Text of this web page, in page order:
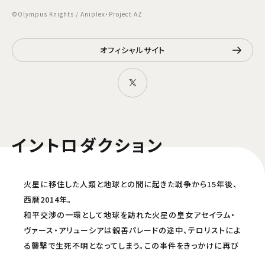
©Olympus Knights / Aniplex・Project AZ
オフィシャルサイト
イントロダクション
火星に移住した人類と地球との間に起きた戦争から15年後、
西暦2014年。
和平交渉の一環として地球を訪れた火星の皇女アセイラム・
ヴァース・アリューシアは親善パレードの途中、テロリストによ
る襲撃で生死不明となってしまう。この事件をきっかけに再び